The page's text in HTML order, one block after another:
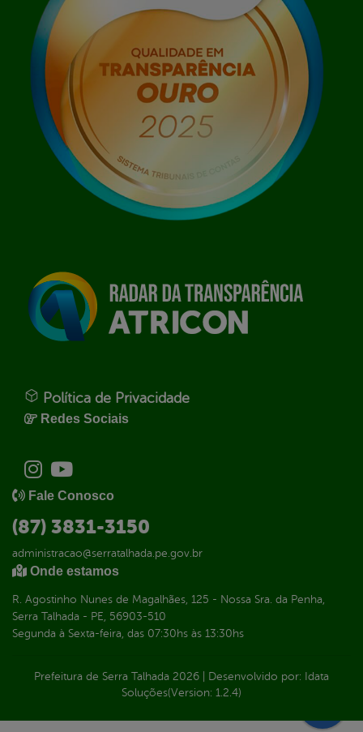
Política de Privacidade
Redes Sociais
Fale Conosco
(87) 3831-3150
administracao@serratalhada.pe.gov.br
Onde estamos
R. Agostinho Nunes de Magalhães, 125 - Nossa Sra. da Penha,
Serra Talhada - PE, 56903-510
Segunda à Sexta-feira, das 07:30hs às 13:30hs
Prefeitura de Serra Talhada 2026 Desenvolvido por: Idata
Soluções(Version: 1.2.4)